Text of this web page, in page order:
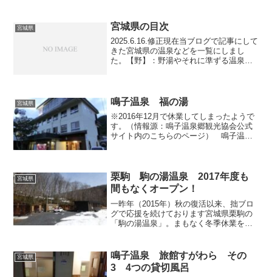
再オープンまでしばしのお休みとなりま
す。今年の夏は毎日狂った...
宮城県 宮城県の目次
2025.6.16.修正現在当ブログで記事にして
きた宮城県の温泉などを一覧にしまし
た。【野】：野湯やそれに準ずる温泉
店の記事（「食べ...
宮城県 鳴子温泉 福の湯
※2016年12月で休業してしまったようで
す。（情報源：鳴子温泉郷観光協会公式
サイト内のこちらのページ） 鳴子温泉
る日帰り温泉入...
宮城県
栗駒 駒の湯温泉 2017年度も
間もなくオープン！
一昨年（2015年）秋の復活以来、拙ブロ
グで応援を続けております宮城県栗駒の
「駒の湯温泉」。まもなく冬季休業を終
通りを予定しています。4月21日（金曜）
から23...
宮城県
鳴子温泉 旅館すがわら その
3 4つの貸切風呂